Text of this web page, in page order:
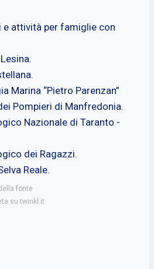
attività per famiglie con
Marina “Pietro Parenzan”
Pompieri di Manfredonia.
Nazionale di Taranto -
dei Ragazzi.
Reale.
fonte
su twinkl.it